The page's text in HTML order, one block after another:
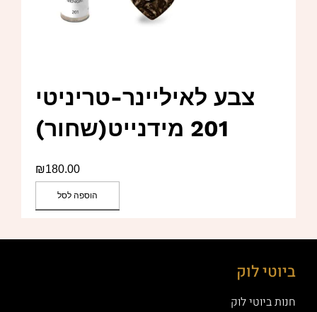
צבע לאיליינר-טריניטי
201 מידנייט(שחור)
₪180.00
הוספה לסל
ביוטי לוק
חנות ביוטי לוק